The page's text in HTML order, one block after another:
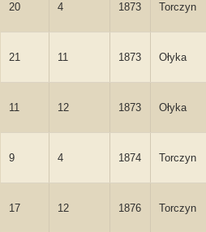
20 4 1873 Torczyn
21 11 1873 Ołyka
11 12 1873 Ołyka
9 4 1874 Torczyn
17 12 1876 Torczyn